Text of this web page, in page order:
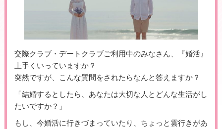
交際クラブ・デートクラブご利用中のみなさん、『婚活』
上手くいっていますか？
突然ですが、こんな質問をされたらなんと答えますか？
「結婚するとしたら、あなたは大切な人とどんな生活がし
たいですか？」
もし、今婚活に行きづまっていたり、ちょっと雲行きがあ